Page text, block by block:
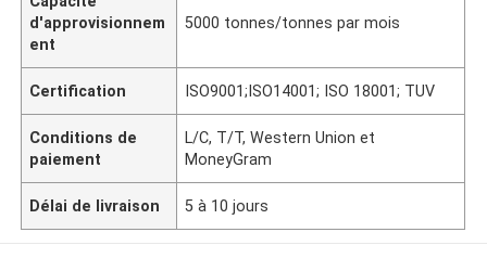
d'approvisionnem
ent
5000 tonnes/tonnes par mois
Certification ISO9001;ISO14001; ISO 18001; TUV
Conditions de
paiement
L/C, T/T, Western Union et
MoneyGram
Délai de livraison 5 à 10 jours